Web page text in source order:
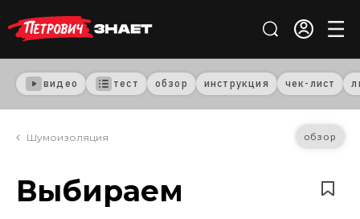
видео тест обзор инструкция чек-лист
Шумоизоляция обзор
Выбираем